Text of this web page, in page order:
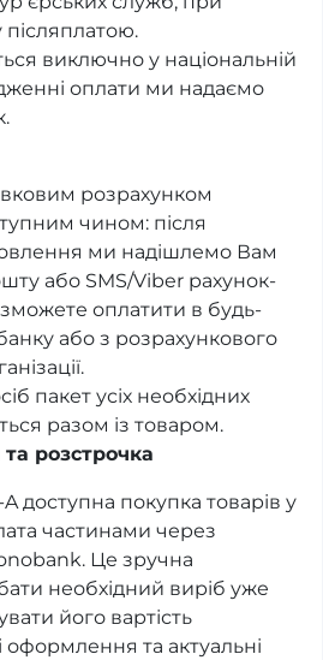
виключно у національній
оплати ми надаємо
розрахунком
чином: після
ми надішлемо Вам
або SMS/Viber рахунок-
оплатити в будь-
або з розрахункового
пакет усіх необхідних
разом із товаром.
розстрочка
A доступна покупка товарів у
частинами через
Це зручна
необхідний виріб уже
його вартість
оформлення та актуальні